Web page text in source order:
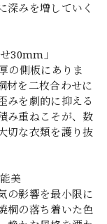
深みを増していく
30mm」
の側板にありま
材を二枚合わせに
みを劇的に抑える
み重ねこそが、数
切な衣類を護り抜
美
の影響を最小限に
桐の落ち着いた色